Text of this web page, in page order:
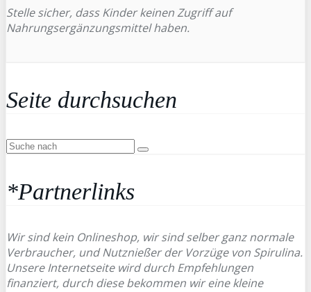
Stelle sicher, dass Kinder keinen Zugriff auf
Nahrungsergänzungsmittel haben.
Seite durchsuchen
*Partnerlinks
Wir sind kein Onlineshop, wir sind selber ganz normale
Verbraucher, und Nutznießer der Vorzüge von Spirulina.
Unsere Internetseite wird durch Empfehlungen
finanziert, durch diese bekommen wir eine kleine